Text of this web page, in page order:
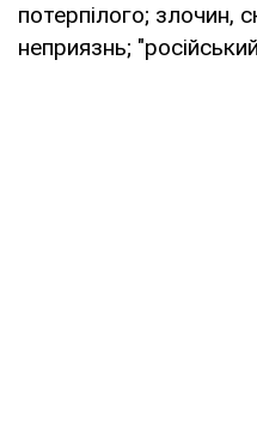
потерпілого; злочин,
неприязнь;